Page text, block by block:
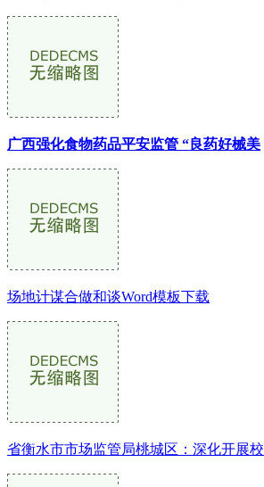
广西强化食物药品平安监管 “良药好械美
场地计谋合做和谈Word模板下载
省衡水市市场监管局桃城区：深化开展校